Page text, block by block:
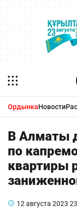
ОрдынкаНовости
В Алматы
по
квартиры
12 августа 2023